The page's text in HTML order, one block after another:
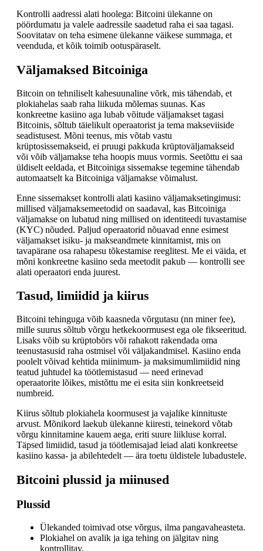
Kontrolli aadressi alati hoolega: Bitcoini ülekanne on
pöördumatu ja valele aadressile saadetud raha ei saa tagasi.
Soovitatav on teha esimene ülekanne väikese summaga, et
veenduda, et kõik toimib ootuspäraselt.
Väljamaksed Bitcoiniga
Bitcoin on tehniliselt kahesuunaline võrk, mis tähendab, et
plokiahelas saab raha liikuda mõlemas suunas. Kas
konkreetne kasiino aga lubab võitude väljamakset tagasi
Bitcoinis, sõltub täielikult operaatorist ja tema makseviiside
seadistusest. Mõni teenus, mis võtab vastu
krüptosissemakseid, ei pruugi pakkuda krüptoväljamakseid
või võib väljamakse teha hoopis muus vormis. Seetõttu ei saa
üldiselt eeldada, et Bitcoiniga sissemakse tegemine tähendab
automaatselt ka Bitcoiniga väljamakse võimalust.
Enne sissemakset kontrolli alati kasiino väljamaksetingimusi:
millised väljamaksemeetodid on saadaval, kas Bitcoiniga
väljamakse on lubatud ning millised on identiteedi tuvastamise
(KYC) nõuded. Paljud operaatorid nõuavad enne esimest
väljamakset isiku- ja makseandmete kinnitamist, mis on
tavapärane osa rahapesu tõkestamise reeglitest. Me ei väida, et
mõni konkreetne kasiino seda meetodit pakub — kontrolli see
alati operaatori enda juurest.
Tasud, limiidid ja kiirus
Bitcoini tehinguga võib kaasneda võrgutasu (nn miner fee),
mille suurus sõltub võrgu hetkekoormusest ega ole fikseeritud.
Lisaks võib su krüptobörs või rahakott rakendada oma
teenustasusid raha ostmisel või väljakandmisel. Kasiino enda
poolelt võivad kehtida miinimum- ja maksimumlimiidid ning
teatud juhtudel ka töötlemistasud — need erinevad
operaatorite lõikes, mistõttu me ei esita siin konkreetseid
numbreid.
Kiirus sõltub plokiahela koormusest ja vajalike kinnituste
arvust. Mõnikord laekub ülekanne kiiresti, teinekord võtab
võrgu kinnitamine kauem aega, eriti suure liikluse korral.
Täpsed limiidid, tasud ja töötlemisajad leiad alati konkreetse
kasiino kassa- ja abilehtedelt — ära toetu üldistele lubadustele.
Bitcoini plussid ja miinused
Plussid
Ülekanded toimivad otse võrgus, ilma pangavaheasteta.
Plokiahel on avalik ja iga tehing on jälgitav ning
kontrollitav.